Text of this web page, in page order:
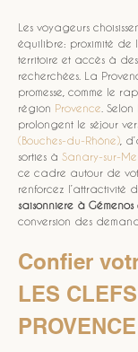
Les voyageurs
équilibre: proximité de
territoire et accès à
recherchées. La
promesse, comme le
région Provence .
prolongent le séjour
(Bouches-du-Rhône) ,
sorties à Sanary-sur-
ce cadre autour de
renforcez l’attractivité
saisonniere à Gémenos
conversion des
Confier
LES
PROVENCE